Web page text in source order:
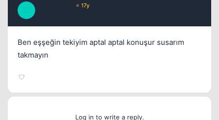
⭐ 17y
Ben eşşeğin tekiyim aptal aptal konuşur susarım
takmayın
Log in to write a reply.